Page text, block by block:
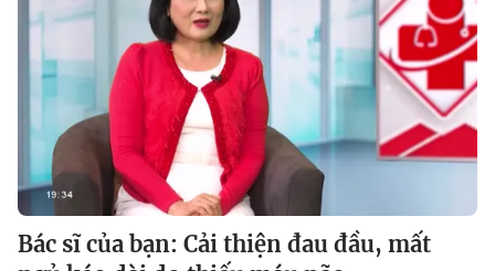
Bác sĩ của bạn: Cải thiện đau đầu, mất